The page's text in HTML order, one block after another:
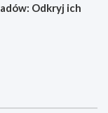
Odkryj ich